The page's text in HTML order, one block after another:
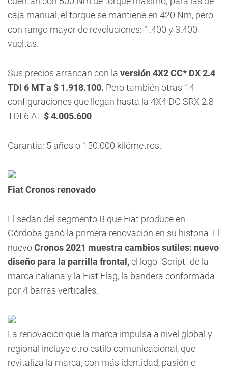
caja manual, el torque se mantiene en 420 Nm, pero
con rango mayor de revoluciones: 1.400 y 3.400
vueltas.
Sus precios arrancan con la versión 4X2 CC* DX 2.4
TDI 6 MT a $ 1.918.100. Pero también otras 14
configuraciones que llegan hasta la 4X4 DC SRX 2.8
TDI 6 AT $ 4.005.600
Garantía: 5 años o 150.000 kilómetros.
Fiat Cronos renovado
El sedán del segmento B que Fiat produce en
Córdoba ganó la primera renovación en su historia. El
nuevoCronos 2021 muestra cambios sutiles: nuevo
diseño para la parrilla frontal,el logo "Script" de la
marca italiana y la Fiat Flag, la bandera conformada
por 4 barras verticales.
La renovación que la marca impulsa a nivel global y
regional incluye otro estilo comunicacional, que
revitaliza la marca, con más identidad, pasión e